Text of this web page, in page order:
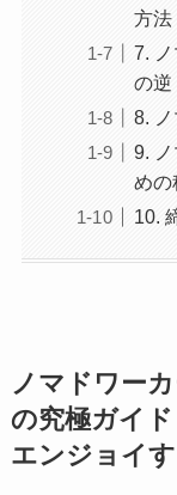
方法
7.
の逆
8.
9.
めの
10.
ノマドワー
の究極ガイ
エンジョイ